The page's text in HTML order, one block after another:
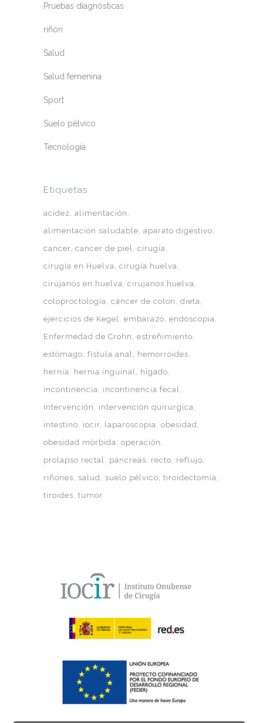
Pruebas diagnósticas
riñón
Salud
Salud femenina
Sport
Suelo pélvico
Tecnología
Etiquetas
acidez alimentación
alimentación saludable aparato digestivo
cancer cancer de piel
cirugía
cirugía en Huelva
cirugía huelva
cirujanos en huelva
cirujanos huelva
coloproctología
cáncer de colon
dieta
ejercicios de Kegel
embarazo endoscopia
Enfermedad de Crohn
estreñimiento
estómago fístula anal
hemorroides
hernia
hernia inguinal
hígado
incontinencia
incontinencia fecal
intervención
intervención quirúrgica
intestino
iocir laparoscopia
obesidad
obesidad mórbida
operación
prolapso rectal
páncreas recto
reflujo
riñones
salud suelo pélvico tiroidectomía
tiroides tumor